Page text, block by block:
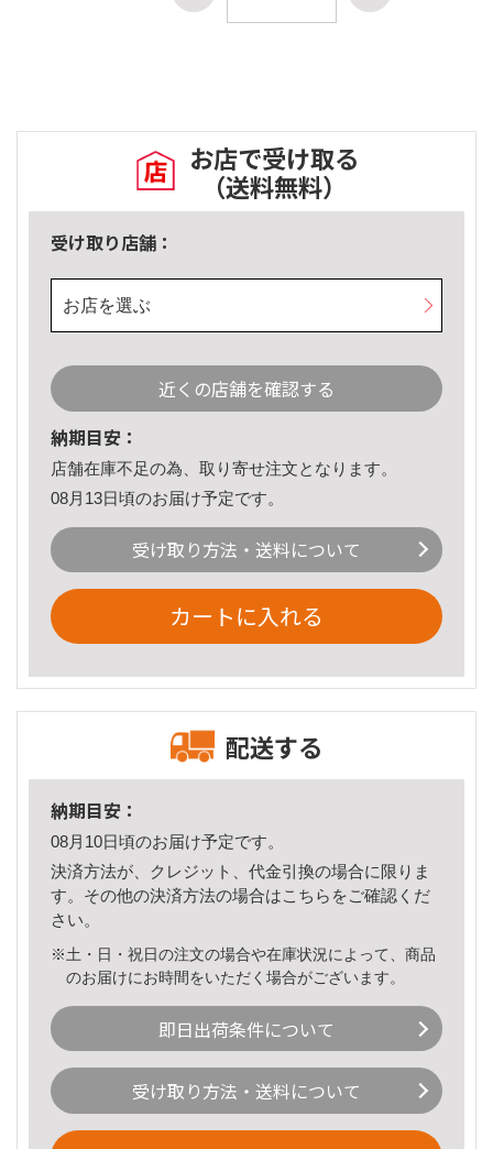
お店で受け取る
（送料無料）
受け取り店舗：
お店を選ぶ
近くの店舗を確認する
納期目安：
店舗在庫不足の為、取り寄せ注文となります。
08月13日頃のお届け予定です。
受け取り方法・送料について
カートに入れる
配送する
納期目安：
08月10日頃のお届け予定です。
決済方法が、クレジット、代金引換の場合に限りま
す。その他の決済方法の場合はこちら をご確認くだ
さい。
※土・日・祝日の注文の場合や在庫状況によって、商品
のお届けにお時間をいただく場合がございます。
即日出荷条件について
受け取り方法・送料について